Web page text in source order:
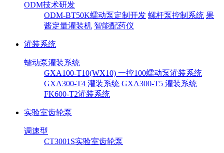
ODM技术研发
ODM-BT50K蠕动泵定制开发 螺杆泵控制系统 果
酱定量灌装机 智能配药仪
灌装系统
蠕动泵灌装系统
GXA100-T10(WX10) 一控100蠕动泵灌装系统
GXA300-T4 灌装系统 GXA300-T5 灌装系统
FK600-T2灌装系统
实验室齿轮泵
调速型
CT3001S实验室齿轮泵